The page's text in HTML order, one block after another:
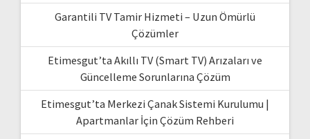
Garantili TV Tamir Hizmeti – Uzun Ömürlü
Çözümler
Etimesgut’ta Akıllı TV (Smart TV) Arızaları ve
Güncelleme Sorunlarına Çözüm
Etimesgut’ta Merkezi Çanak Sistemi Kurulumu |
Apartmanlar İçin Çözüm Rehberi